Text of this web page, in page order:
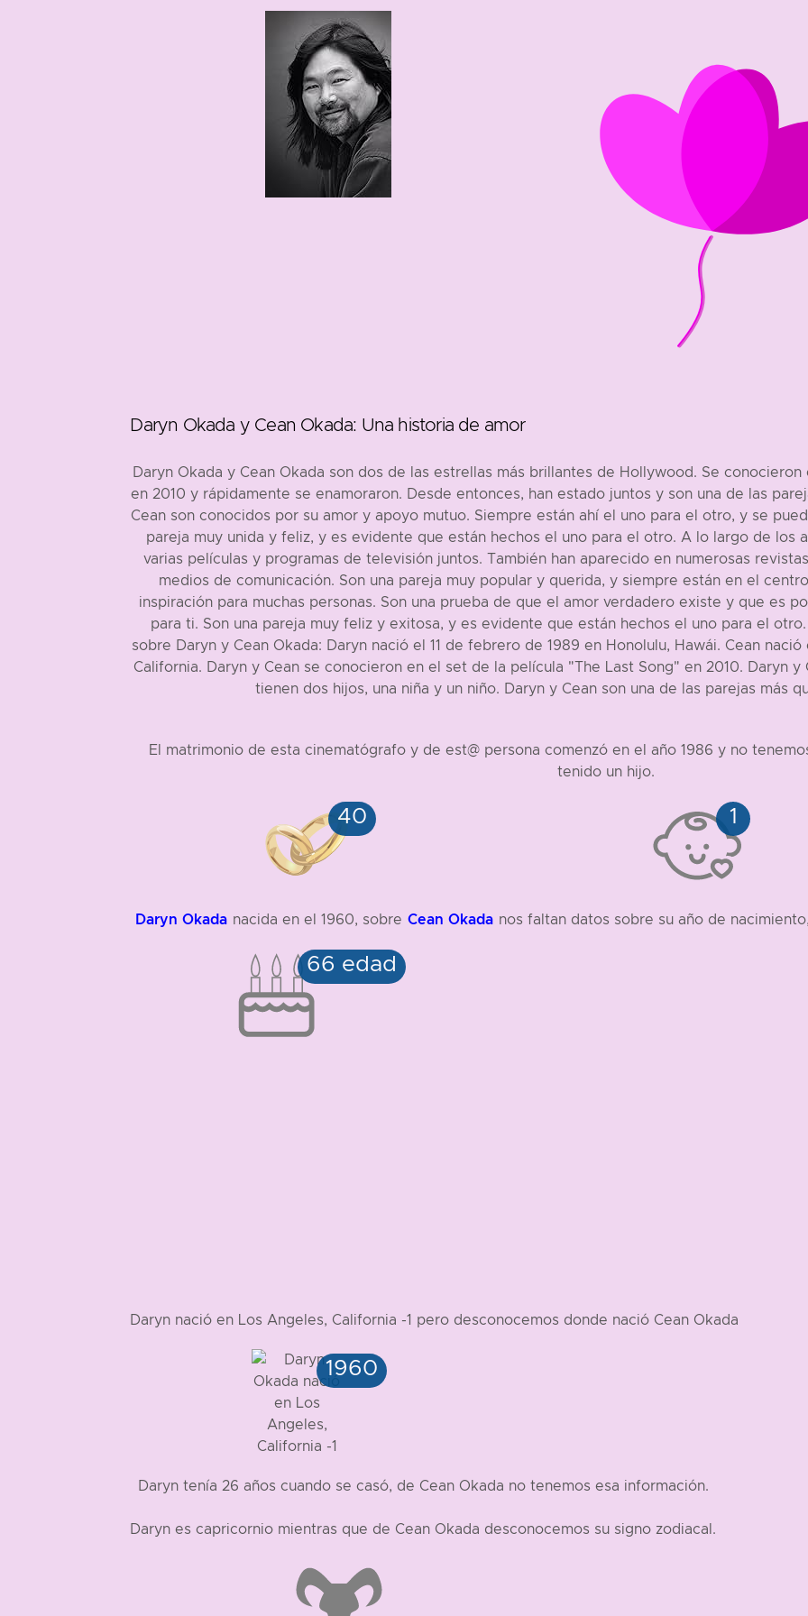
Daryn Okada y Cean Okada: Una historia de amor
Daryn Okada y Cean Okada son dos de las estrellas más brillantes de Hollywood. Se
en 2010 y rápidamente se enamoraron. Desde entonces, han estado juntos y son una de las
Cean son conocidos por su amor y apoyo mutuo. Siempre están ahí el uno para el otro, y se
pareja muy unida y feliz, y es evidente que están hechos el uno para el otro. A lo largo de los
varias películas y programas de televisión juntos. También han aparecido en numerosas
medios de comunicación. Son una pareja muy popular y querida, y siempre están en el
inspiración para muchas personas. Son una prueba de que el amor verdadero existe y que es
para ti. Son una pareja muy feliz y exitosa, y es evidente que están hechos el uno para el
sobre Daryn y Cean Okada: Daryn nació el 11 de febrero de 1989 en Honolulu, Hawái. Cean
California. Daryn y Cean se conocieron en el set de la película "The Last Song" en 2010. Daryn y
tienen dos hijos, una niña y un niño. Daryn y Cean son una de las parejas más
El matrimonio de esta cinematógrafo y de est@ persona comenzó en el año 1986 y no
tenido un hijo.
Daryn Okada nacida en el 1960, sobre Cean Okada nos faltan datos sobre su año de
Daryn nació en Los Angeles, California -1 pero desconocemos donde nació Cean Okada
Daryn tenía 26 años cuando se casó, de Cean Okada no tenemos esa información.
Daryn es capricornio mientras que de Cean Okada desconocemos su signo zodiacal.